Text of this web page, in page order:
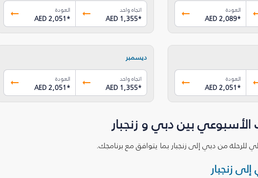
العودة
AED 2,089*
اتجاه واحد
AED 1,355*
العودة
AED 2,051*
العودة
AED 2,051*
ديسمبر
اتجاه واحد
AED 1,355*
العودة
AED 2,051*
الأسبوعي بين دبي و زنجبار
للرحلة من دبي إلى زنجبار بما يتوافق مع برنامجك.
زنجبار